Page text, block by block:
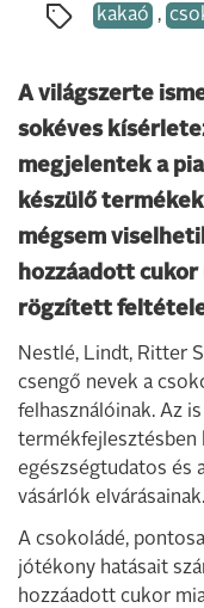
kakaó ,
A világszerte
sokéves
megjelentek a
készülő
mégsem
hozzáadott
rögzített feltétele
Nestlé, Lindt, Ritter
csengő nevek a
felhasználóinak. Az
termékfejlesztésben
egészségtudatos és
vásárlók elvárásainak.
A csokoládé,
jótékony hatásait
hozzáadott cukor